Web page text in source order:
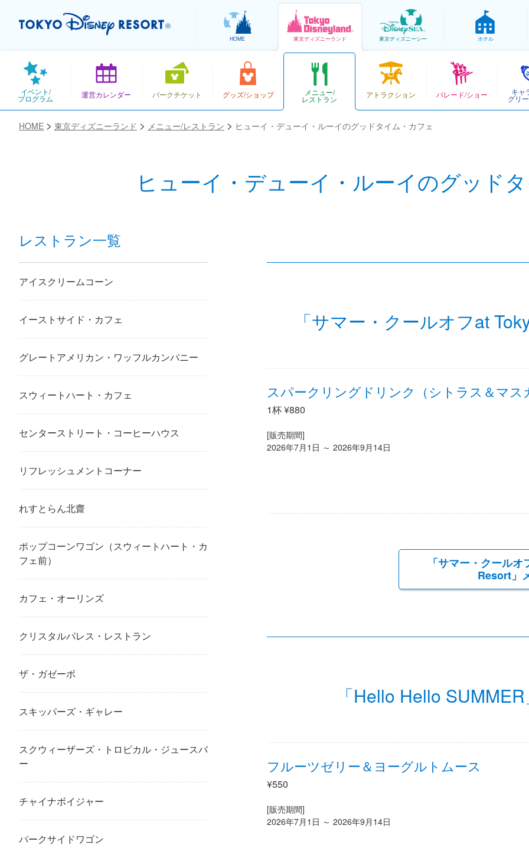
HOME 東京ディズニーランド 東京ディズニーシー ホテル
イベント/
プログラム 運営カレンダー パークチケット グッズ/ショップ メニュー/
レストラン アトラクション パレード/ショー キャ
グリ
HOME 東京ディズニーランド メニュー/レストラン ヒューイ・デューイ・ルーイのグッドタイム・カフェ
ヒューイ・デューイ・ルーイのグッド
「サマー・クールオフat
スパークリングドリンク（シトラス＆マス
1杯 ¥880
[販売期間]
2026年7月1日 ～ 2026年9月14日
「サマー・クール
Resort」
「Hello Hello
フルーツゼリー＆ヨーグルトムース
¥550
[販売期間]
2026年7月1日 ～ 2026年9月14日
レストラン一覧
アイスクリームコーン
イーストサイド・カフェ
グレートアメリカン・ワッフルカンパニー
スウィートハート・カフェ
センターストリート・コーヒーハウス
リフレッシュメントコーナー
れすとらん北齋
ポップコーンワゴン（スウィートハート・カ
フェ前）
カフェ・オーリンズ
クリスタルパレス・レストラン
ザ・ガゼーボ
スキッパーズ・ギャレー
スクウィーザーズ・トロピカル・ジュースバ
ー
チャイナボイジャー
パークサイドワゴン